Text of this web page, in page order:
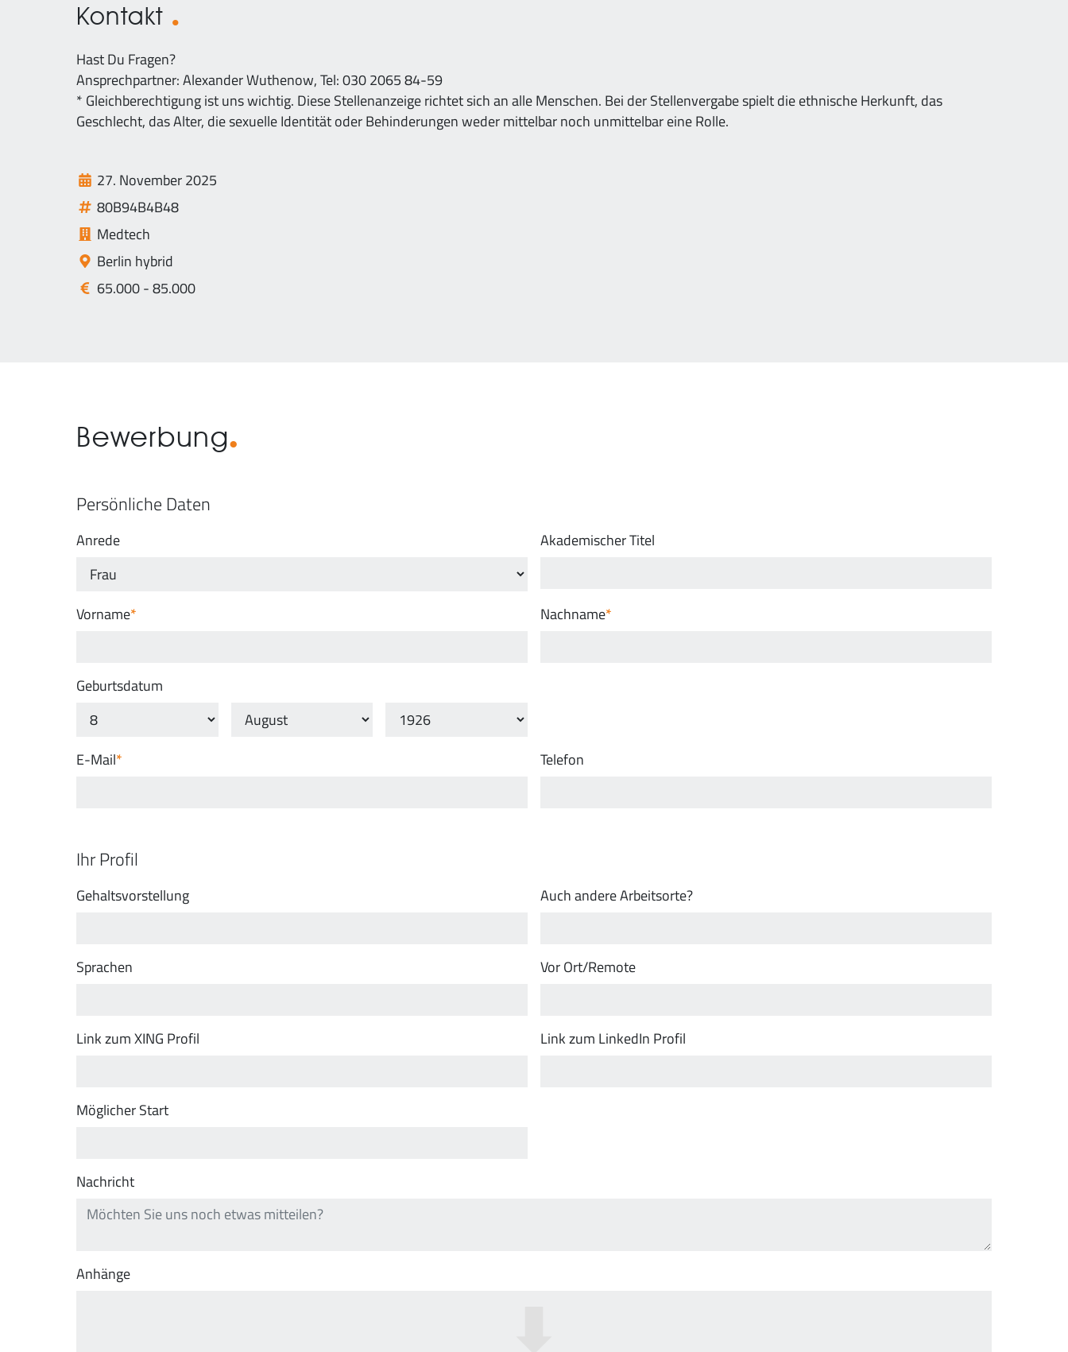
Kontakt
Hast Du Fragen?
Ansprechpartner: Alexander Wuthenow, Tel: 030 2065 84-59
* Gleichberechtigung ist uns wichtig. Diese Stellenanzeige richtet sich an alle Menschen. Bei der Stellenvergabe spielt die ethnische Herkunft, das
Geschlecht, das Alter, die sexuelle Identität oder Behinderungen weder mittelbar noch unmittelbar eine Rolle.
27. November 2025
80B94B4B48
Medtech
Berlin hybrid
65.000 - 85.000
Bewerbung
Persönliche Daten
Anrede Akademischer Titel
Vorname Nachname
Geburtsdatum
E-Mail Telefon
Ihr Profil
Gehaltsvorstellung Auch andere Arbeitsorte?
Sprachen Vor Ort/Remote
Link zum XING Profil Link zum LinkedIn Profil
Möglicher Start
Nachricht
Anhänge